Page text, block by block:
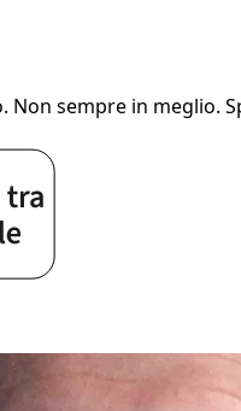
Non sempre in meglio.